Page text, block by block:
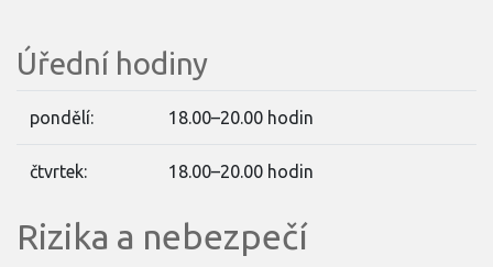
Úřední hodiny
pondělí: 18.00–20.00 hodin
čtvrtek: 18.00–20.00 hodin
Rizika a nebezpečí